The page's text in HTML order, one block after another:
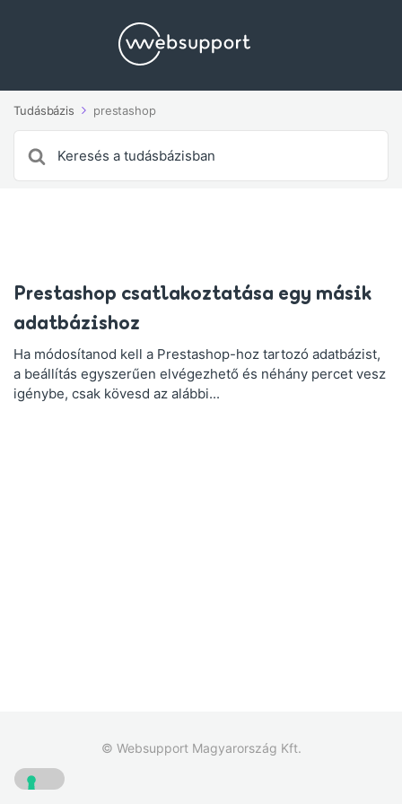
Tudásbázis prestashop
For
Prestashop csatlakoztatása egy másik
adatbázishoz
Ha módosítanod kell a Prestashop-hoz tartozó adatbázist,
a beállítás egyszerűen elvégezhető és néhány percet vesz
igénybe, csak kövesd az alábbi...
© Websupport Magyarország Kft.